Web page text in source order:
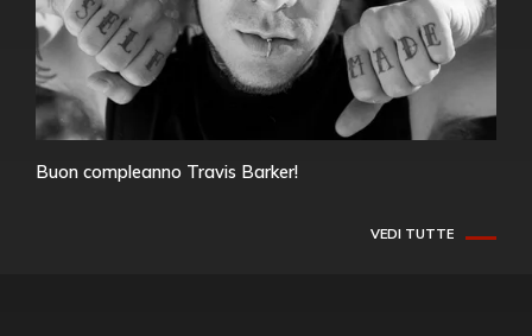
Buon compleanno Travis Barker!
VEDI TUTTE